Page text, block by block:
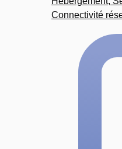
Connectivité